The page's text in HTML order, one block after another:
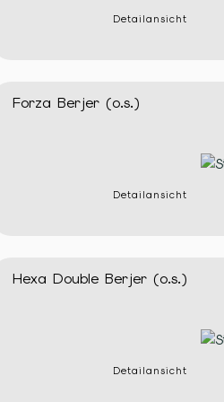
Detailansicht
Forza Berjer (o.s.)
Detailansicht
Hexa Double Berjer (o.s.)
Detailansicht